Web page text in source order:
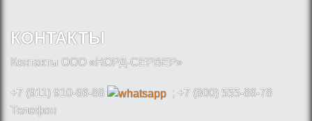
КОНТАКТЫ
Контакты ООО «НОРД-СЕРВЕР»
+7 (911) 910-66-88
; +7 (800) 555-86-78
Телефон